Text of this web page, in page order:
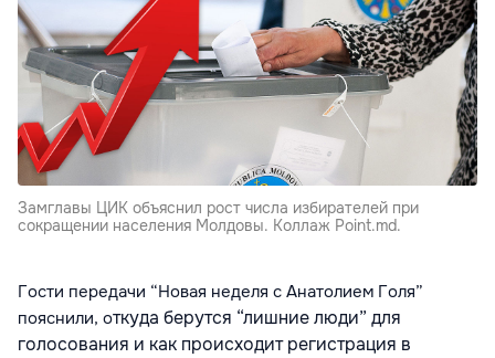
Замглавы ЦИК объяснил рост числа избирателей при
сокращении населения Молдовы. Коллаж Point.md.
Гости передачи “Новая неделя с Анатолием Голя”
пояснили, откуда берутся “лишние люди” для
голосования и как происходит регистрация в